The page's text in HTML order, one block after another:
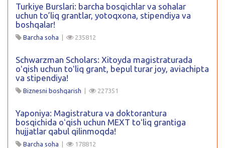
Turkiye Burslari: barcha bosqichlar va sohalar
uchun to’liq grantlar, yotoqxona, stipendiya va
boshqalar!
Barcha soha | 235812
Schwarzman Scholars: Xitoyda magistraturada
oʻqish uchun toʻliq grant, bepul turar joy, aviachipta
va stipendiya!
Biznesni boshqarish | 227351
Yaponiya: Magistratura va doktorantura
bosqichida oʻqish uchun MEXT toʻliq grantiga
hujjatlar qabul qilinmoqda!
Barcha soha | 178812